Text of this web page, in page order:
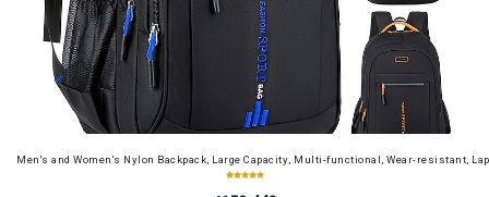
Men's and Women's Nylon Backpack, Large Capacity, Multi-functional, Wear-resistant,